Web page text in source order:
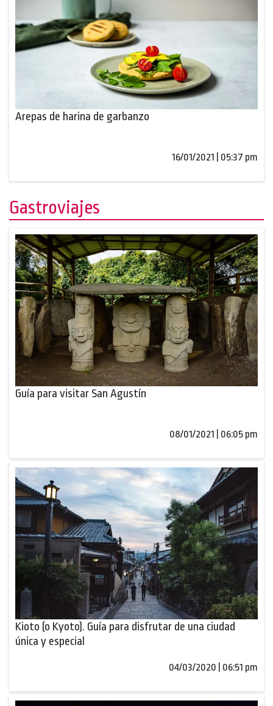
Arepas de harina de garbanzo
16/01/2021 | 05:37 pm
Gastroviajes
Guía para visitar San Agustín
08/01/2021 | 06:05 pm
Kioto (o Kyoto). Guía para disfrutar de una ciudad
única y especial
04/03/2020 | 06:51 pm